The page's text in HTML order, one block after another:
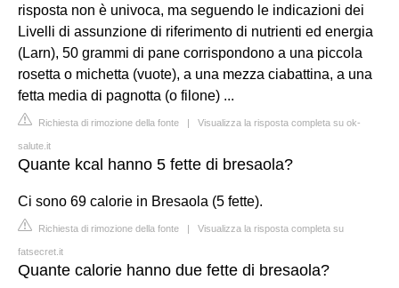
risposta non è univoca, ma seguendo le indicazioni dei
Livelli di assunzione di riferimento di nutrienti ed energia
(Larn), 50 grammi di pane corrispondono a una piccola
rosetta o michetta (vuote), a una mezza ciabattina, a una
fetta media di pagnotta (o filone) ...
Richiesta di rimozione della fonte | Visualizza la risposta completa su ok-
salute.it
Quante kcal hanno 5 fette di bresaola?
Ci sono 69 calorie in Bresaola (5 fette).
Richiesta di rimozione della fonte | Visualizza la risposta completa su
fatsecret.it
Quante calorie hanno due fette di bresaola?